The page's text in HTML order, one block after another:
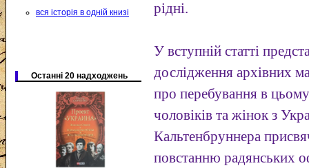
вся історія в одній книзі
Останні 20 надходжень
рідні.
У вступній статті
дослідження архівних
про перебування в
чоловіків та жінок з
Кальтенбруннера
повстанню радянських